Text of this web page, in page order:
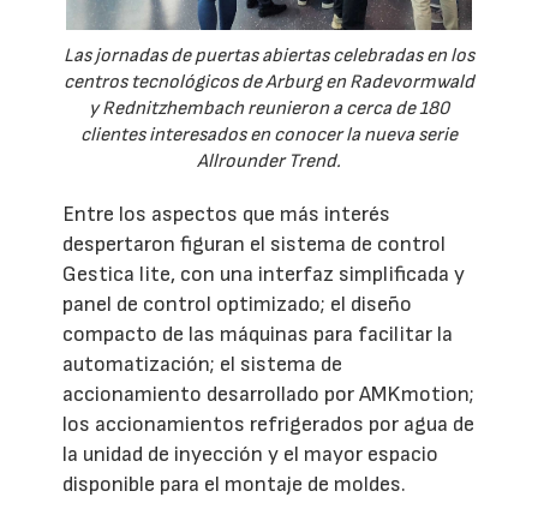
Las jornadas de puertas abiertas celebradas en los
centros tecnológicos de Arburg en Radevormwald
y Rednitzhembach reunieron a cerca de 180
clientes interesados en conocer la nueva serie
Allrounder Trend.
Entre los aspectos que más interés
despertaron figuran el sistema de control
Gestica lite, con una interfaz simplificada y
panel de control optimizado; el diseño
compacto de las máquinas para facilitar la
automatización; el sistema de
accionamiento desarrollado por AMKmotion;
los accionamientos refrigerados por agua de
la unidad de inyección y el mayor espacio
disponible para el montaje de moldes.